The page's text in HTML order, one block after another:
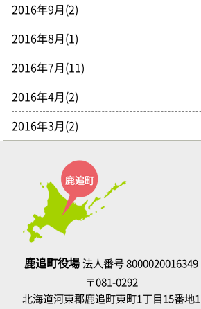
2016年9月(2)
2016年8月(1)
2016年7月(11)
2016年4月(2)
2016年3月(2)
鹿追町役場法人番号 8000020016349
〒081-0292
北海道河東郡鹿追町東町1丁目15番地1